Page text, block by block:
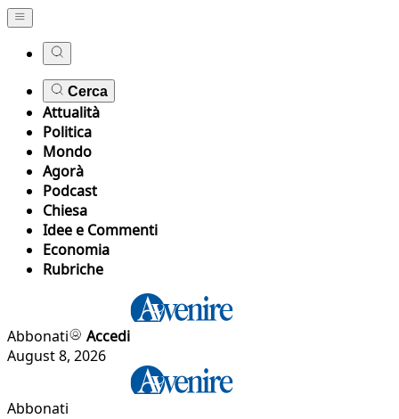
Cerca
Attualità
Politica
Mondo
Agorà
Podcast
Chiesa
Idee e Commenti
Economia
Rubriche
Abbonati
Accedi
August 8, 2026
Abbonati